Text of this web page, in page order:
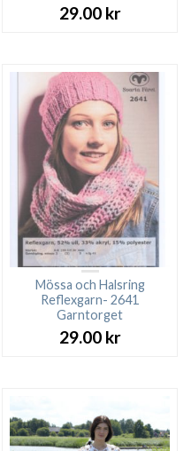
29.00 kr
Mössa och Halsring
Reflexgarn- 2641
Garntorget
29.00 kr